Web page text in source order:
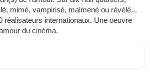
mimé, vampirisé, malmené ou révélé...
réalisateurs internationaux. Une oeuvre
du cinéma.